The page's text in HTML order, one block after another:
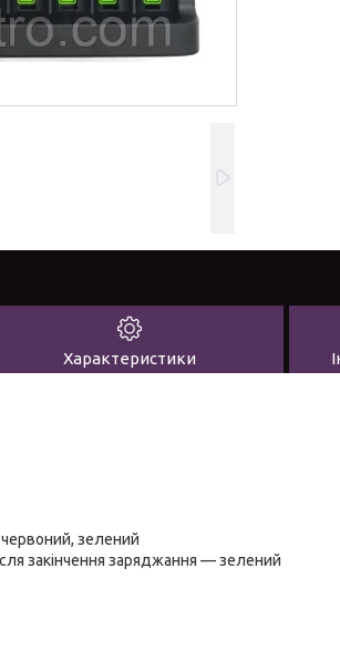
Характеристики
червоний, зелений
закінчення заряджання — зелений